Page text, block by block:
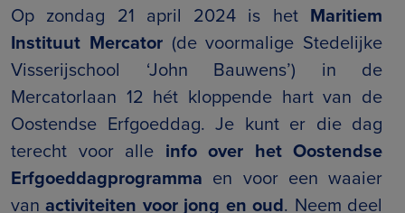
Op zondag 21 april 2024 is het Maritiem
Instituut Mercator(de voormalige Stedelijke
Visserijschool ‘John Bauwens’) in de
Mercatorlaan 12 hét kloppende hart van de
Oostendse Erfgoeddag. Je kunt er die dag
terecht voor alle info over het Oostendse
Erfgoeddagprogramma en voor een waaier
vanactiviteiten voor jong en oud. Neem deel